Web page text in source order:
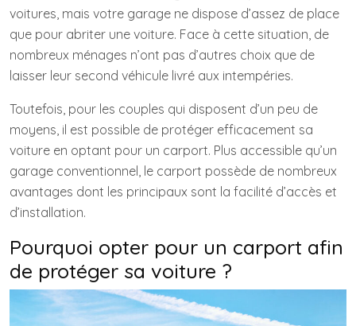
voitures, mais votre garage ne dispose d’assez de place
que pour abriter une voiture. Face à cette situation, de
nombreux ménages n’ont pas d’autres choix que de
laisser leur second véhicule livré aux intempéries.
Toutefois, pour les couples qui disposent d’un peu de
moyens, il est possible de protéger efficacement sa
voiture en optant pour un carport. Plus accessible qu’un
garage conventionnel, le carport possède de nombreux
avantages dont les principaux sont la facilité d’accès et
d’installation.
Pourquoi opter pour un carport afin
de protéger sa voiture ?